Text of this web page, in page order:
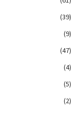
(39)
(9)
(47)
(4)
(5)
(2)